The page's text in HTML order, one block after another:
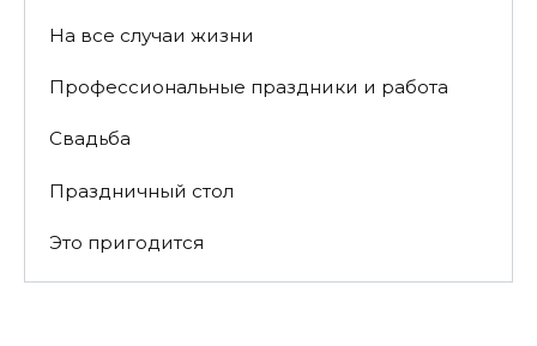
На все случаи жизни
Профессиональные праздники и работа
Свадьба
Праздничный стол
Это пригодится